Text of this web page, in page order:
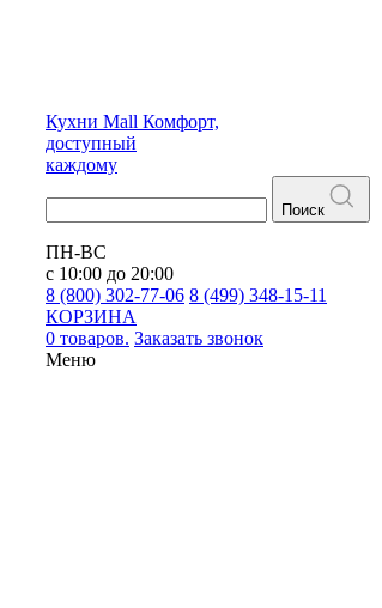
Кухни Mall Комфорт,
доступный
каждому
Поиск
ПН-ВС
с 10:00 до 20:00
8 (800) 302-77-06 8 (499) 348-15-11
КОРЗИНА
0 товаров. Заказать звонок
Меню